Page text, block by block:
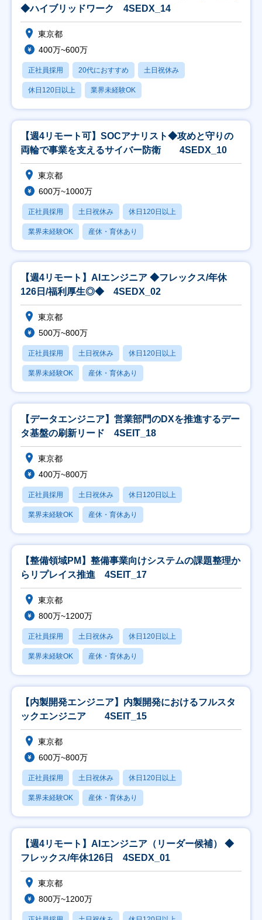
◆ハイブリッドワーク 4SEDX_14
東京都
400万~600万
正社員採用 20代におすすめ 土日祝休み
休日120日以上 業界未経験OK
【週4リモート可】SOCアナリスト◆攻めと守りの
両輪で事業を支えるサイバー防衛 4SEDX_10
東京都
600万~1000万
正社員採用 土日祝休み 休日120日以上
業界未経験OK 産休・育休あり
【週4リモート】AIエンジニア ◆フレックス/年休
126日/福利厚生◎◆ 4SEDX_02
東京都
500万~800万
正社員採用 土日祝休み 休日120日以上
業界未経験OK 産休・育休あり
【データエンジニア】営業部門のDXを推進するデー
タ基盤の刷新リード 4SEIT_18
東京都
400万~800万
正社員採用 土日祝休み 休日120日以上
業界未経験OK 産休・育休あり
【整備領域PM】整備事業向けシステムの課題整理か
らリプレイス推進 4SEIT_17
東京都
800万~1200万
正社員採用 土日祝休み 休日120日以上
業界未経験OK 産休・育休あり
【内製開発エンジニア】内製開発におけるフルスタ
ックエンジニア 4SEIT_15
東京都
600万~800万
正社員採用 土日祝休み 休日120日以上
業界未経験OK 産休・育休あり
【週4リモート】AIエンジニア（リーダー候補） ◆
フレックス/年休126日 4SEDX_01
東京都
800万~1200万